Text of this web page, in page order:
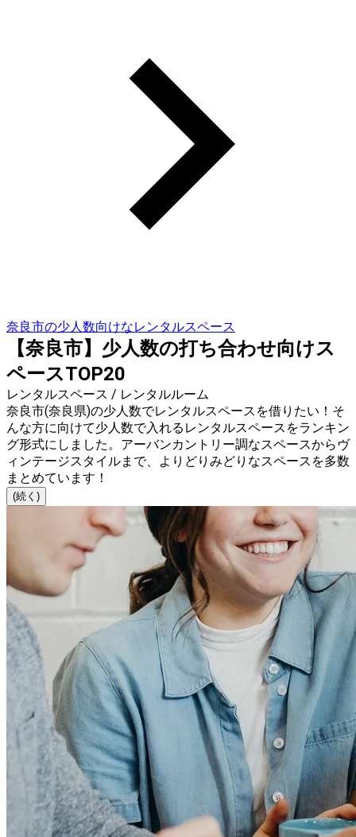
奈良市の少人数向けなレンタルスペース
【奈良市】少人数の打ち合わせ向けス
ペースTOP20
レンタルスペース / レンタルルーム
奈良市(奈良県)の少人数でレンタルスペースを借りたい！そ
んな方に向けて少人数で入れるレンタルスペースをランキン
グ形式にしました。アーバンカントリー調なスペースからヴ
ィンテージスタイルまで、よりどりみどりなスペースを多数
まとめています！
(続く)